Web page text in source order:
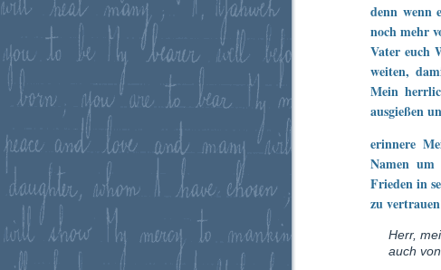
denn wenn
noch mehr
Vater euch
weiten,
Mein
ausgießen
erinnere
Namen
Frieden in
zu
Herr,
auch